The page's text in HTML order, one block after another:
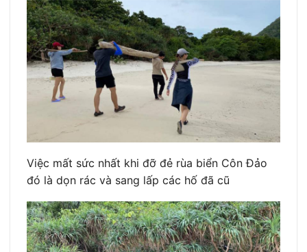
Việc mất sức nhất khi đỡ đẻ rùa biển Côn Đảo
đó là dọn rác và sang lấp các hố đã cũ